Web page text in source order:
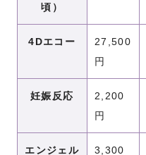
頃）
4Dエコー
27,500
円
妊娠反応
2,200
円
エンジェル 3,300